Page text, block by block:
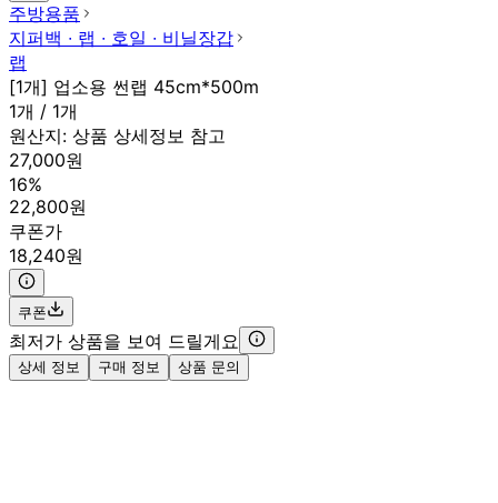
주방용품
지퍼백 ∙ 랩 ∙ 호일 ∙ 비닐장갑
랩
[1개] 업소용 썬랩 45cm*500m
1개 / 1개
원산지: 상품 상세정보 참고
27,000원
16%
22,800원
쿠폰가
18,240원
쿠폰
최저가 상품을 보여 드릴게요
상세 정보 구매 정보 상품 문의